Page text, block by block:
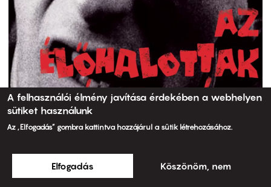
A felhasználói élmény javítása érdekében a webhelyen
sütiket használunk
Az „Elfogadás” gombra kattintva hozzájárul a sütik létrehozásához.
Elfogadás Köszönöm, nem